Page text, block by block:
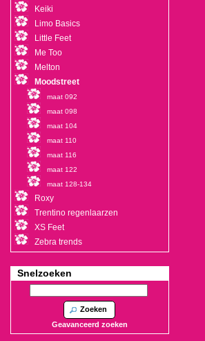
Keiki
Limo Basics
Little Feet
Me Too
Melton
Moodstreet
maat 092
maat 098
maat 104
maat 110
maat 116
maat 122
maat 128-134
Roxy
Trentino regenlaarzen
XS Feet
Zebra trends
Snelzoeken
Zoeken
Geavanceerd zoeken